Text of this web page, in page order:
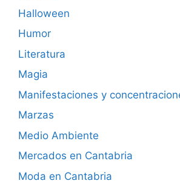
Halloween
Humor
Literatura
Magia
Manifestaciones y
Marzas
Medio Ambiente
Mercados en Cantabria
Moda en Cantabria